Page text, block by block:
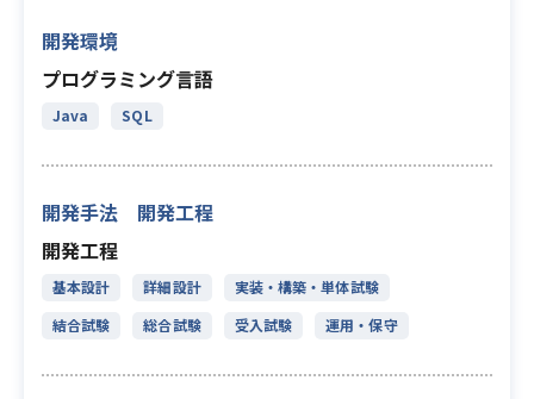
開発環境
プログラミング言語
Java SQL
開発手法 開発工程
開発工程
基本設計 詳細設計
実装・構築・単体試験
結合試験
総合試験 受入試験 運用・保守